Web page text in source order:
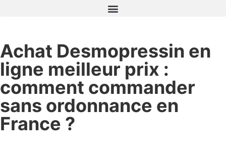
Achat Desmopressin en
ligne meilleur prix :
comment commander
sans ordonnance en
France ?